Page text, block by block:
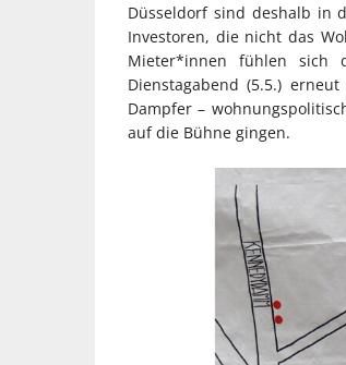
Düsseldorf sind deshalb in
Investoren, die nicht das
Mieter*innen fühlen sich
Dienstagabend (5.5.)
Dampfer –
auf die Bühne gingen.